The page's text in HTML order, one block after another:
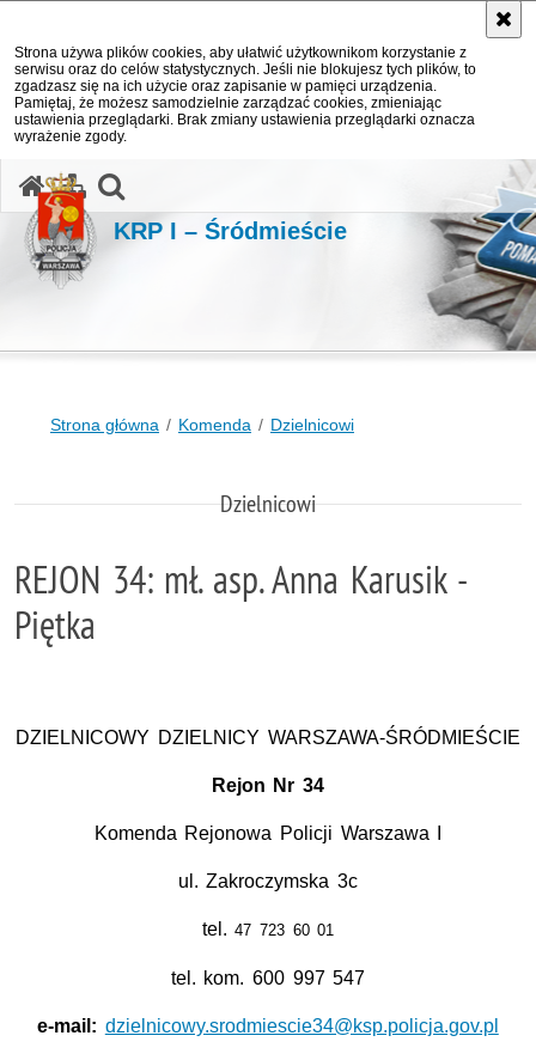
Strona używa plików cookies, aby ułatwić użytkownikom korzystanie z
serwisu oraz do celów statystycznych. Jeśli nie blokujesz tych plików, to
zgadzasz się na ich użycie oraz zapisanie w pamięci urządzenia.
Pamiętaj, że możesz samodzielnie zarządzać cookies, zmieniając
ustawienia przeglądarki. Brak zmiany ustawienia przeglądarki oznacza
wyrażenie zgody.
KRP I – Śródmieście
Strona główna Komenda Dzielnicowi
Dzielnicowi
REJON 34: mł. asp. Anna Karusik -
Piętka
DZIELNICOWY DZIELNICY WARSZAWA-ŚRÓDMIEŚCIE
Rejon Nr 34
Komenda Rejonowa Policji Warszawa I
ul. Zakroczymska 3c
tel.47 723 60 01
tel. kom. 600 997 547
e-mail: dzielnicowy.srodmiescie34@ksp.policja.gov.pl